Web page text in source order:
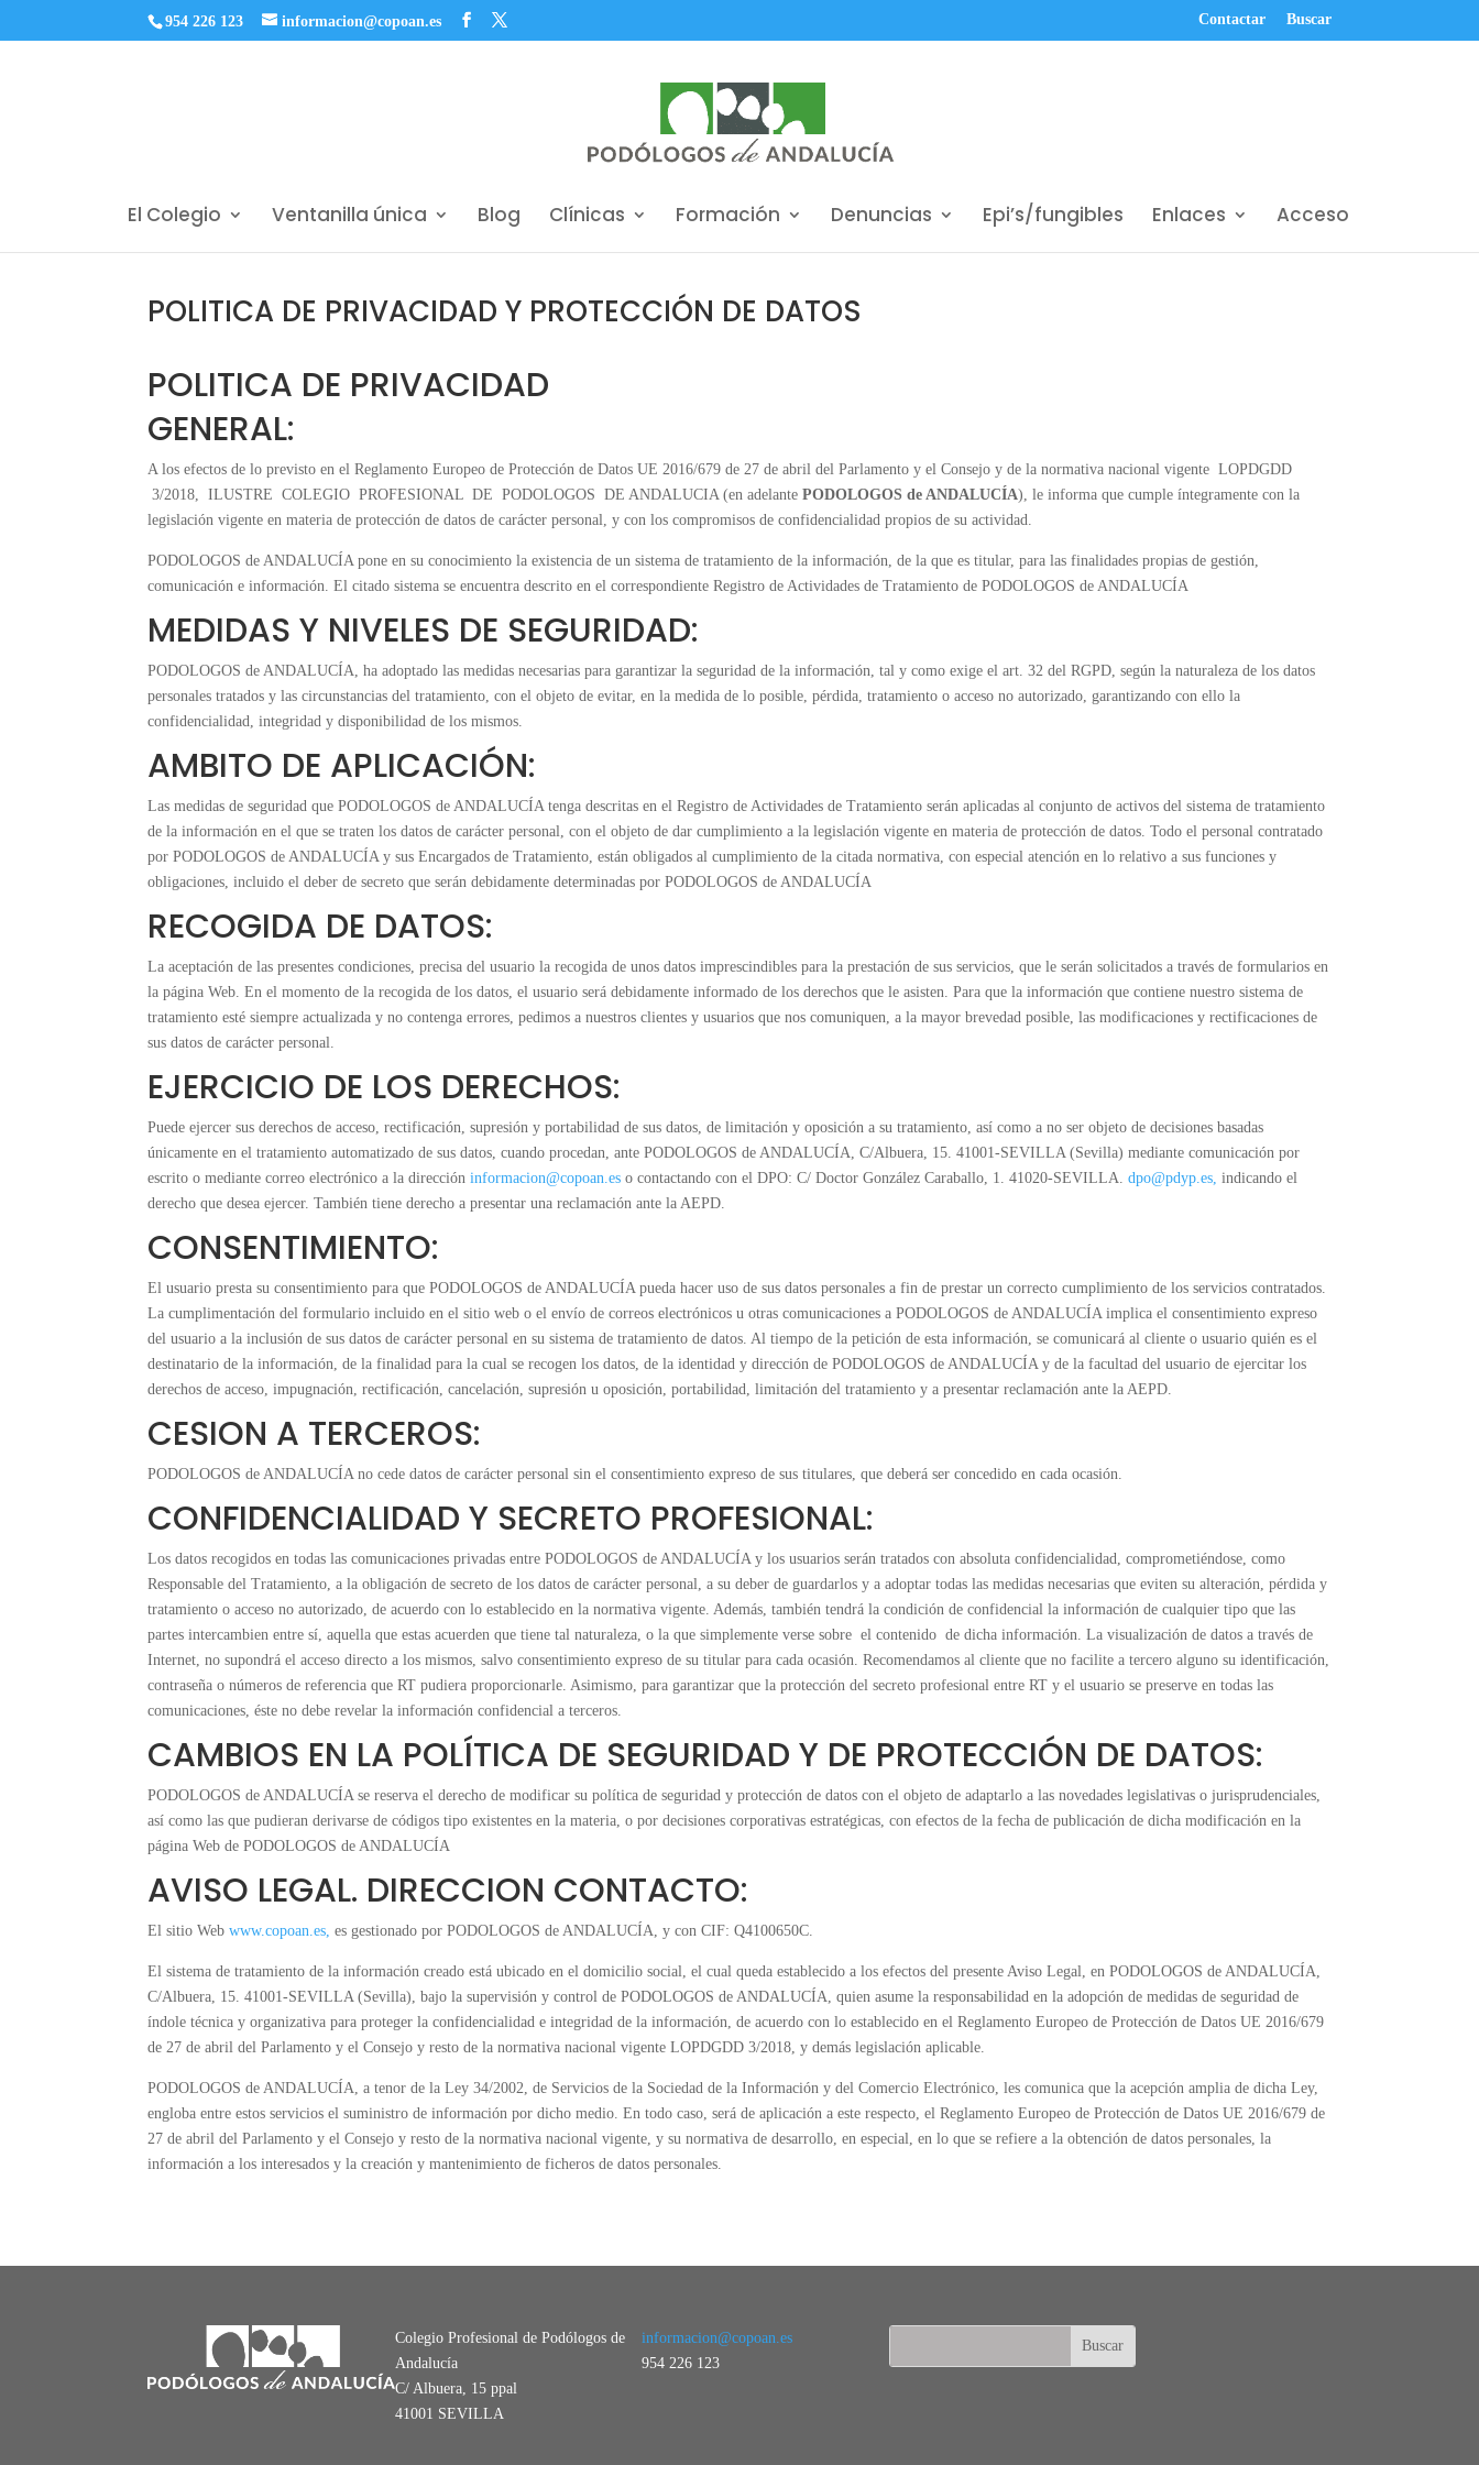
954 226 123 informacion@copoan.es Contactar Buscar
El Colegio Ventanilla única Blog Clínicas Formación Denuncias Epi’s/fungibles Enlaces Acceso
POLITICA DE PRIVACIDAD Y PROTECCIÓN DE DATOS
POLITICA DE PRIVACIDAD
GENERAL:
A los efectos de lo previsto en el Reglamento Europeo de Protección de Datos UE 2016/679 de 27 de abril del Parlamento y el Consejo y de la normativa nacional vigente LOPDGDD
3/2018, ILUSTRE COLEGIO PROFESIONAL DE PODOLOGOS DE ANDALUCIA (en adelantePODOLOGOS de ANDALUCÍA), le informa que cumple íntegramente con la
legislación vigente en materia de protección de datos de carácter personal, y con los compromisos de confidencialidad propios de su actividad.
PODOLOGOS de ANDALUCÍA pone en su conocimiento la existencia de un sistema de tratamiento de la información, de la que es titular, para las finalidades propias de gestión,
comunicación e información. El citado sistema se encuentra descrito en el correspondiente Registro de Actividades de Tratamiento de PODOLOGOS de ANDALUCÍA
MEDIDAS Y NIVELES DE SEGURIDAD:
PODOLOGOS de ANDALUCÍA, ha adoptado las medidas necesarias para garantizar la seguridad de la información, tal y como exige el art. 32 del RGPD, según la naturaleza de los datos
personales tratados y las circunstancias del tratamiento, con el objeto de evitar, en la medida de lo posible, pérdida, tratamiento o acceso no autorizado, garantizando con ello la
confidencialidad, integridad y disponibilidad de los mismos.
AMBITO DE APLICACIÓN:
Las medidas de seguridad que PODOLOGOS de ANDALUCÍA tenga descritas en el Registro de Actividades de Tratamiento serán aplicadas al conjunto de activos del sistema de tratamiento
de la información en el que se traten los datos de carácter personal, con el objeto de dar cumplimiento a la legislación vigente en materia de protección de datos. Todo el personal contratado
por PODOLOGOS de ANDALUCÍA y sus Encargados de Tratamiento, están obligados al cumplimiento de la citada normativa, con especial atención en lo relativo a sus funciones y
obligaciones, incluido el deber de secreto que serán debidamente determinadas por PODOLOGOS de ANDALUCÍA
RECOGIDA DE DATOS:
La aceptación de las presentes condiciones, precisa del usuario la recogida de unos datos imprescindibles para la prestación de sus servicios, que le serán solicitados a través de formularios en
la página Web. En el momento de la recogida de los datos, el usuario será debidamente informado de los derechos que le asisten. Para que la información que contiene nuestro sistema de
tratamiento esté siempre actualizada y no contenga errores, pedimos a nuestros clientes y usuarios que nos comuniquen, a la mayor brevedad posible, las modificaciones y rectificaciones de
sus datos de carácter personal.
EJERCICIO DE LOS DERECHOS:
Puede ejercer sus derechos de acceso, rectificación, supresión y portabilidad de sus datos, de limitación y oposición a su tratamiento, así como a no ser objeto de decisiones basadas
únicamente en el tratamiento automatizado de sus datos, cuando procedan, ante PODOLOGOS de ANDALUCÍA, C/Albuera, 15. 41001-SEVILLA (Sevilla) mediante comunicación por
escrito o mediante correo electrónico a la direccióninformacion@copoan.eso contactando con el DPO: C/ Doctor González Caraballo, 1. 41020-SEVILLA.dpo@pdyp.es,indicando el
derecho que desea ejercer. También tiene derecho a presentar una reclamación ante la AEPD.
CONSENTIMIENTO:
El usuario presta su consentimiento para que PODOLOGOS de ANDALUCÍA pueda hacer uso de sus datos personales a fin de prestar un correcto cumplimiento de los servicios contratados.
La cumplimentación del formulario incluido en el sitio web o el envío de correos electrónicos u otras comunicaciones a PODOLOGOS de ANDALUCÍA implica el consentimiento expreso
del usuario a la inclusión de sus datos de carácter personal en su sistema de tratamiento de datos. Al tiempo de la petición de esta información, se comunicará al cliente o usuario quién es el
destinatario de la información, de la finalidad para la cual se recogen los datos, de la identidad y dirección de PODOLOGOS de ANDALUCÍA y de la facultad del usuario de ejercitar los
derechos de acceso, impugnación, rectificación, cancelación, supresión u oposición, portabilidad, limitación del tratamiento y a presentar reclamación ante la AEPD.
CESION A TERCEROS:
PODOLOGOS de ANDALUCÍA no cede datos de carácter personal sin el consentimiento expreso de sus titulares, que deberá ser concedido en cada ocasión.
CONFIDENCIALIDAD Y SECRETO PROFESIONAL:
Los datos recogidos en todas las comunicaciones privadas entre PODOLOGOS de ANDALUCÍA y los usuarios serán tratados con absoluta confidencialidad, comprometiéndose, como
Responsable del Tratamiento, a la obligación de secreto de los datos de carácter personal, a su deber de guardarlos y a adoptar todas las medidas necesarias que eviten su alteración, pérdida y
tratamiento o acceso no autorizado, de acuerdo con lo establecido en la normativa vigente. Además, también tendrá la condición de confidencial la información de cualquier tipo que las
partes intercambien entre sí, aquella que estas acuerden que tiene tal naturaleza, o la que simplemente verse sobre el contenido de dicha información. La visualización de datos a través de
Internet, no supondrá el acceso directo a los mismos, salvo consentimiento expreso de su titular para cada ocasión. Recomendamos al cliente que no facilite a tercero alguno su identificación,
contraseña o números de referencia que RT pudiera proporcionarle. Asimismo, para garantizar que la protección del secreto profesional entre RT y el usuario se preserve en todas las
comunicaciones, éste no debe revelar la información confidencial a terceros.
CAMBIOS EN LA POLÍTICA DE SEGURIDAD Y DE PROTECCIÓN DE DATOS:
PODOLOGOS de ANDALUCÍA se reserva el derecho de modificar su política de seguridad y protección de datos con el objeto de adaptarlo a las novedades legislativas o jurisprudenciales,
así como las que pudieran derivarse de códigos tipo existentes en la materia, o por decisiones corporativas estratégicas, con efectos de la fecha de publicación de dicha modificación en la
página Web de PODOLOGOS de ANDALUCÍA
AVISO LEGAL. DIRECCION CONTACTO:
El sitio Webwww.copoan.es,es gestionado por PODOLOGOS de ANDALUCÍA, y con CIF: Q4100650C.
El sistema de tratamiento de la información creado está ubicado en el domicilio social, el cual queda establecido a los efectos del presente Aviso Legal, en PODOLOGOS de ANDALUCÍA,
C/Albuera, 15. 41001-SEVILLA (Sevilla), bajo la supervisión y control de PODOLOGOS de ANDALUCÍA, quien asume la responsabilidad en la adopción de medidas de seguridad de
índole técnica y organizativa para proteger la confidencialidad e integridad de la información, de acuerdo con lo establecido en el Reglamento Europeo de Protección de Datos UE 2016/679
de 27 de abril del Parlamento y el Consejo y resto de la normativa nacional vigente LOPDGDD 3/2018, y demás legislación aplicable.
PODOLOGOS de ANDALUCÍA, a tenor de la Ley 34/2002, de Servicios de la Sociedad de la Información y del Comercio Electrónico, les comunica que la acepción amplia de dicha Ley,
engloba entre estos servicios el suministro de información por dicho medio. En todo caso, será de aplicación a este respecto, el Reglamento Europeo de Protección de Datos UE 2016/679 de
27 de abril del Parlamento y el Consejo y resto de la normativa nacional vigente, y su normativa de desarrollo, en especial, en lo que se refiere a la obtención de datos personales, la
información a los interesados y la creación y mantenimiento de ficheros de datos personales.
Colegio Profesional de Podólogos de
Andalucía
C/ Albuera, 15 ppal
41001 SEVILLA
informacion@copoan.es
954 226 123